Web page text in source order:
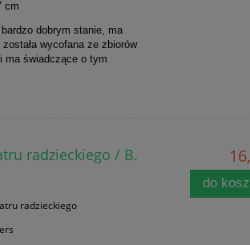
cm
dobrym stanie, ma
wycofana ze zbiorów
ma świadczące o tym
radzieckiego / B.
radzieckiego
do